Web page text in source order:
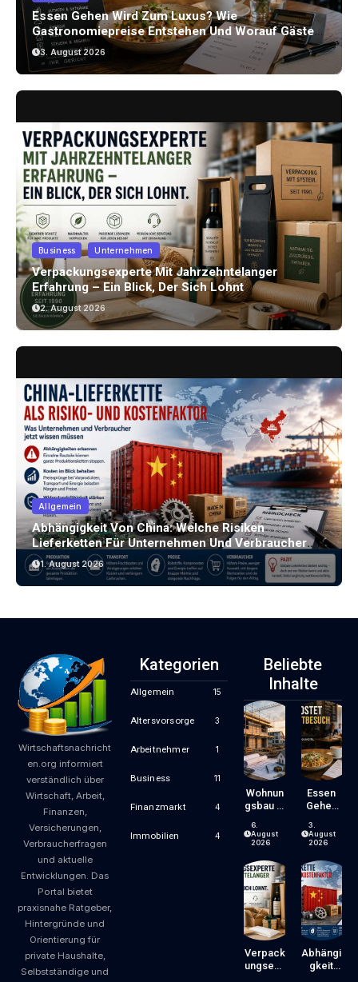
Essen Gehen Wird Zum Luxus? Wie
Gastronomiepreise Entstehen Und Worauf Gäste
Achten Können
3. August 2026
Business Unternehmen
Verpackungsexperte Mit Jahrzehntelanger
Erfahrung – Ein Blick, Der Sich Lohnt
2. August 2026
Allgemein
Abhängigkeit Von China: Welche Risiken
Lieferketten Für Unternehmen Und Verbraucher
Bergen
1. August 2026
Wirtschaftsnachricht
en.org informiert
verständlich über
Wirtschaft, Arbeit,
Finanzen,
Versicherungen,
Verbraucherfragen
und aktuelle
Entwicklungen. Das
Portal bietet
praxisnahe Ratgeber,
Hintergründe und
Orientierung für
private Haushalte,
Selbstständige und
Kategorien
Allgemein 15
Altersvorsorge 3
Arbeitnehmer 1
Business 11
Finanzmarkt 4
Immobilien 4
Beliebte
Inhalte
Wohnun
Gsbau In
Krise:
Worauf
En Und
Käufer
Bei
Kosten,
Finanzie
Rung
Zeitplan
Achten
6.
August
2026
Essen
Gehen
Zum
Luxus?
Gastron
Omiepre
Ise
Entsteh
En Und
Worauf
Gäste
Achten
Können
3.
August
2026
Verpack
Ungsexp
Abhängi
Gkeit